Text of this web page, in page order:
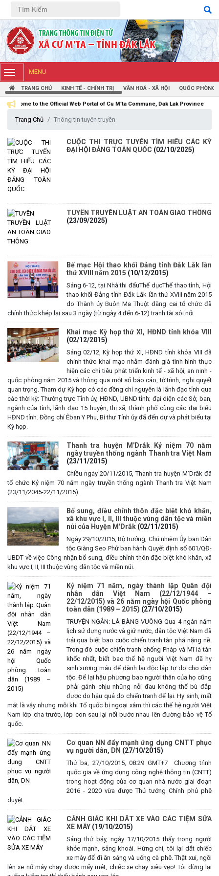
Tiếng Việt Tiếng Anh
MENU
TRANG CHỦ KINH TẾ - CHÍNH TRỊ VĂN HOÁ - XÃ HỘI QUỐC PHÒNG
Web Portal of Cu M’ta Commune, Dak Lak Province
Trang Chủ Thông tin tuyên truyền
CUỘC THI TRỰC TUYẾN TÌM HIỂU CÁC KỲ
ĐẠI HỘI ĐẢNG TOÀN QUỐC (02/10/2025)
TUYÊN TRUYỀN LUẬT AN TOÀN GIAO THÔNG
(23/09/2025)
Bế mạc Hội thao khối Đảng tỉnh Đắk Lắk lần
thứ XVIII năm 2015 (10/12/2015)
Sáng 6-12, tại Nhà thi đấuThể dụcThể thao tỉnh, Hội
thao khối Đảng tỉnh Đắk Lắk lần thứ XVIII năm 2015
do Thành ủy Buôn Ma Thuột đăng cai tổ chức đã
chính thức khép lại sau 3 ngày (từ ngày 4 đến 6-12) tranh tài sôi nổi
Khai mạc Kỳ họp thứ XI, HĐND tỉnh khóa VIII
(02/12/2015)
Sáng 02/12, Kỳ họp thứ XI, HĐND tỉnh khóa VIII đã
chính thức khai mạc nhằm đánh giá tình hình thực
hiện các chỉ tiêu phát triển kinh tế - xã hội, an ninh -
quốc phòng năm 2015 và thông qua một số báo cáo, tờ trình, nghị quyết
quan trọng. Tham dự Kỳ họp có các đồng chí nguyên là lãnh đạo tỉnh qua
các thời kỳ; Thường trực Tỉnh ủy, HĐND, UBND tỉnh; đại diện các Sở, ban,
ngành của tỉnh; lãnh đạo 15 huyện, thị xã, thành phố cùng các đại biểu
HĐND tỉnh. Đồng chí Êban Y Phu, Bí thư Tỉnh ủy đã đến dự và phát biểu tại
Kỳ họp.
Thanh tra huyện M'Drắk Kỷ niệm 70 năm
ngày truyền thống ngành Thanh tra Việt Nam
(23/11/2015)
Chiều ngày 20/11/2015, Thanh tra huyện M’Drăk đã
tổ chức Kỷ niệm 70 năm ngày truyền thống ngành Thanh tra Việt Nam
(23/11/2045-22/11/2015).
Bổ sung, điều chỉnh thôn đặc biệt khó khăn,
xã khu vực I, II, III thuộc vùng dân tộc và miền
núi của Huyện M'Drắk (02/11/2015)
Ngày 29/10/2015, Bộ trưởng, Chủ nhiệm Ủy ban Dân
tộc Giàng Seo Phử ban hành Quyết định số 601/QĐ-
UBDT về việc Công nhận bổ sung, điều chỉnh thôn đặc biệt khó khăn, xã
khu vực I, II, III thuộc vùng dân tộc và miền núi.
Kỷ niệm 71 năm, ngày thành lập Quân đội
nhân dân Việt Nam (22/12/1944 –
22/12/2015) và 26 năm ngày hội Quốc phòng
toàn dân (1989 – 2015) (27/10/2015)
TRUYỆN NGẮN: LÁ BÀNG VUÔNG Qua 4 ngàn năm
lịch sử dựng nước và giữ nước, dân tộc Việt Nam đã
trải qua biết bao cuộc chiến tranh tàn phá nặng nề.
Trong đó cuộc chiến tranh chống Pháp và Mĩ là tàn
khốc nhất, biết bao thế hệ người Việt Nam đã hy
sinh xương máu để dành lại độc lập tự do cho dân
tộc. Để lại hậu phương bao người thân của họ cũng
phải gánh chịu những nỗi đau không thể bù đắp
được do hậu quả do chiến tranh để lại. Hy sinh, mất
mát là vậy nhưng mỗi khi Tổ quốc bị ngoại xâm thì các thế hệ người Việt
Nam lớp cha trước, lớp con sau lại nối bước nhau lên đường bảo vệ Tổ
quốc.
Cơ quan NN đẩy mạnh ứng dụng CNTT phục
vụ người dân, DN (27/10/2015)
Thứ ba, 27/10/2015, 08:29 GMT+7 Chương trình
quốc gia về ứng dụng công nghệ thông tin (CNTT)
trong hoạt động của cơ quan nhà nước giai đoạn
2016 - 2020 vừa được Thủ tướng Chính phủ phê
duyệt.
CẢNH GIÁC KHI DẮT XE VÀO CÁC TIỆM SỬA
XE MÁY (19/10/2015)
Sáng thứ bảy, ngày 17/10/2015 thấy trong người
khỏe mạnh, sảng khoái. Hứng chí, tôi lại dắt chiếc
xe máy để đi ăn sáng và uống cà phê. Thật xui, ngồi
lên xe nổ máy chạy được mấy mét, chiếc xe chạy xiêu vẹo! Tôi dừng lại
UBND XÃ CƯ M’TA CÔNG KHAI DANH MỤC THỦ TỤC HÀNH